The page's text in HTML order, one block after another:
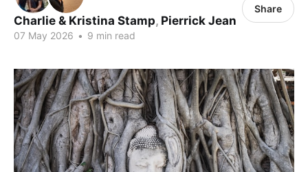
Charlie & Kristina Stamp, Pierrick Jean
07 May 2026 • 9 min read
Share